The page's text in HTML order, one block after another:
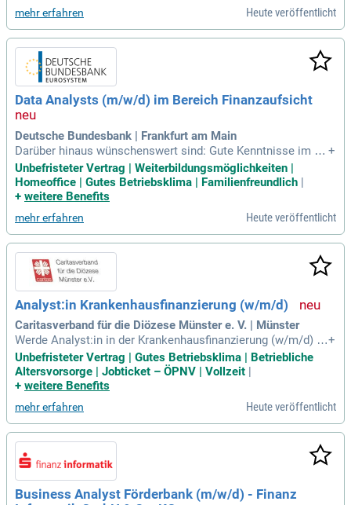
ahrung in der Kreditanalyse
mehr erfahren Heute veröffentlicht
Data Analysts (m/w/d) im Bereich Finanzaufsicht
Deutsche Bundesbank | Frankfurt am Main
Darüber hinaus wünschenswert sind: Gute Kenntnisse im Fi
nanzsektor, in Regulierung sowie im Meldewesen; Gute Ken
ntnisse im Umgang mit Daten, Analysen, Auswertungen ode
r Reportingprozessen, idealerweise mit großen finanzwirtsc
+
Unbefristeter Vertrag | Weiterbildungsmöglichkeiten |
Homeoffice | Gutes Betriebsklima | Familienfreundlich |
+ weitere Benefits
mehr erfahren Heute veröffentlicht
Analyst:in Krankenhausfinanzierung (w/m/d)
Caritasverband für die Diözese Münster e. V. | Münster
Werde Analyst:in in der Krankenhausfinanzierung (w/m/d) b
eim Caritasverband für die Diözese Münster e. V. und gestal
te die Zukunft der Gesundheitsversorgung mit. Diese unbefri
stete Vollzeitstelle umfasst 39 Wochenstunden und bietet e
d Entgeltverhandlungen, stimmst Unterlagen mit den Kranke
nhäusern ab und pflegst komplexe Datenbanken. Idealerwei
se bringst du eine kaufmännische Ausbildung oder ein (Fac
h-) Hochschulstudium sowie Kenntnisse in der Krankenhaus
finanzierung mit. Teamgeist, Engagement und ein sicherer U
mgang mit Microsoft Excel sind erforderlich. Überzeuge uns
mit deiner positiven Einstellung zu den Werten der Caritas!
+
Unbefristeter Vertrag | Gutes Betriebsklima | Betriebliche
Altersvorsorge | Jobticket – ÖPNV | Vollzeit |
+ weitere Benefits
mehr erfahren Heute veröffentlicht
Business Analyst Förderbank (m/w/d) - Finanz